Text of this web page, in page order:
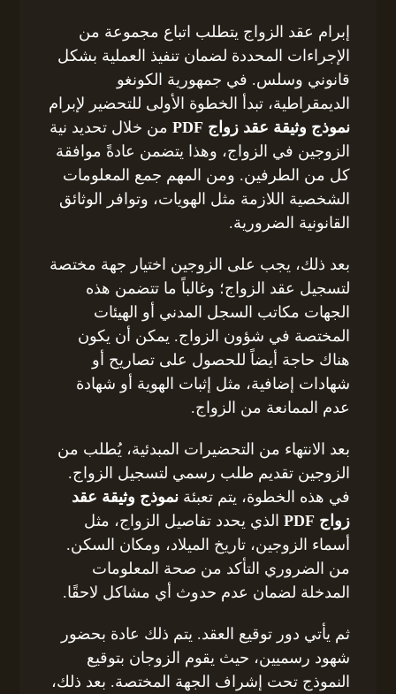
إبرام عقد الزواج يتطلب اتباع مجموعة من
الإجراءات المحددة لضمان تنفيذ العملية بشكل
قانوني وسلس. في جمهورية الكونغو
الديمقراطية، تبدأ الخطوة الأولى للتحضير لإبرام
نموذج وثيقة عقد زواج PDF
من خلال تحديد نية
الزوجين في الزواج، وهذا يتضمن عادةً موافقة
كل من الطرفين. ومن المهم جمع المعلومات
الشخصية اللازمة مثل الهويات، وتوافر الوثائق
القانونية الضرورية.
بعد ذلك، يجب على الزوجين اختيار جهة مختصة
لتسجيل عقد الزواج؛ وغالباً ما تتضمن هذه
الجهات مكاتب السجل المدني أو الهيئات
المختصة في شؤون الزواج. يمكن أن يكون
هناك حاجة أيضاً للحصول على تصاريح أو
شهادات إضافية، مثل إثبات الهوية أو شهادة
عدم الممانعة من الزواج.
بعد الانتهاء من التحضيرات المبدئية، يُطلب من
الزوجين تقديم طلب رسمي لتسجيل الزواج.
في هذه الخطوة، يتم تعبئةنموذج وثيقة عقد
زواج PDF
الذي يحدد تفاصيل الزواج، مثل
أسماء الزوجين، تاريخ الميلاد، ومكان السكن.
من الضروري التأكد من صحة المعلومات
المدخلة لضمان عدم حدوث أي مشاكل لاحقًا.
ثم يأتي دور توقيع العقد. يتم ذلك عادة بحضور
شهود رسميين، حيث يقوم الزوجان بتوقيع
النموذج تحت إشراف الجهة المختصة. بعد ذلك،